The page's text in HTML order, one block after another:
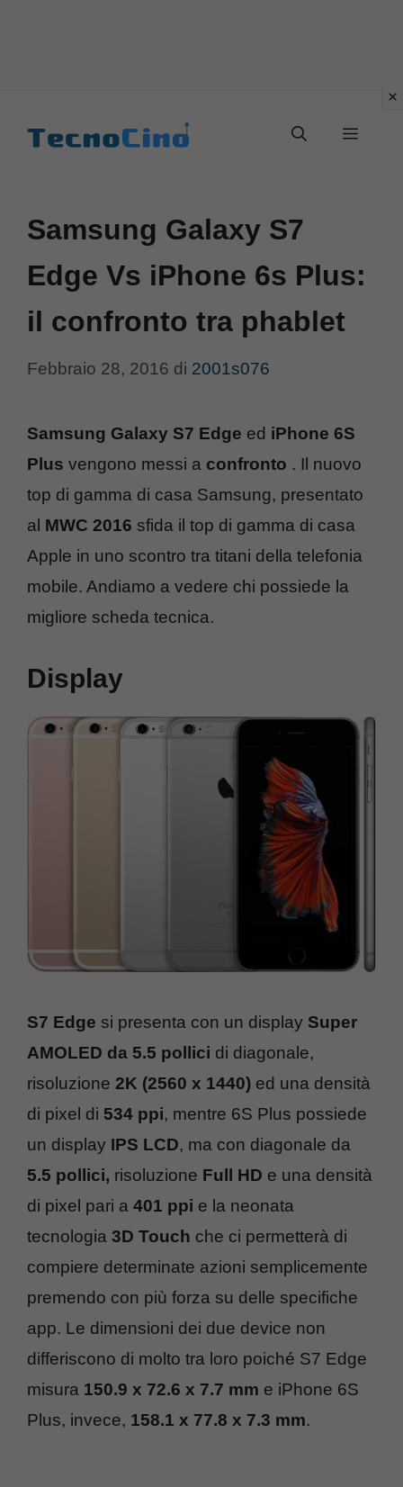
Menu
Samsung Galaxy S7
Edge Vs iPhone 6s Plus:
il confronto tra phablet
Febbraio 28, 2016 di 2001s076
Samsung Galaxy S7 Edge ed iPhone 6S
Plus vengono messi a confronto . Il nuovo
top di gamma di casa Samsung, presentato
al MWC 2016 sfida il top di gamma di casa
Apple in uno scontro tra titani della telefonia
mobile. Andiamo a vedere chi possiede la
migliore scheda tecnica.
Display
S7 Edge si presenta con un display Super
AMOLED da 5.5 pollici di diagonale,
risoluzione 2K (2560 x 1440) ed una densità
di pixel di 534 ppi, mentre 6S Plus possiede
un display IPS LCD, ma con diagonale da
5.5 pollici, risoluzione Full HD e una densità
di pixel pari a 401 ppi e la neonata
tecnologia 3D Touch che ci permetterà di
compiere determinate azioni semplicemente
premendo con più forza su delle specifiche
app. Le dimensioni dei due device non
differiscono di molto tra loro poiché S7 Edge
misura 150.9 x 72.6 x 7.7 mm e iPhone 6S
Plus, invece, 158.1 x 77.8 x 7.3 mm.